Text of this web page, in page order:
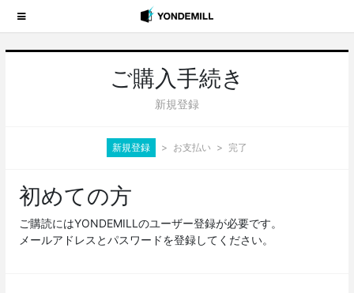
ご購入手続き
新規登録
新規登録 お支払い 完了
初めての方
ご購読にはYONDEMILLのユーザー登録が必要です。
メールアドレスとパスワードを登録してください。